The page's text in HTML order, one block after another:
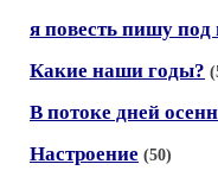
я повесть пишу
Какие наши годы?
В потоке дней
Настроение (50)